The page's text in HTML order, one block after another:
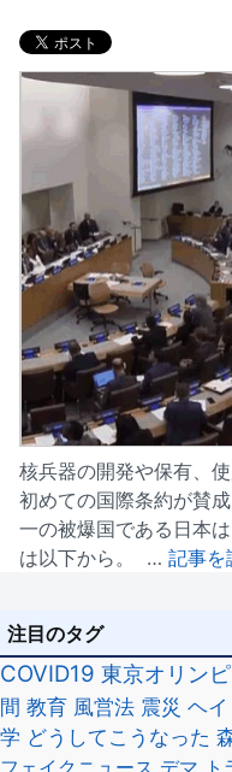
核兵器の開発や保有、
初めての国際条約が賛
一の被爆国である日本
は以下から。 … 記事を
注目のタグ
COVID19 東京オリン
間 教育 風営法 震災 ヘ
学 どうしてこうなった